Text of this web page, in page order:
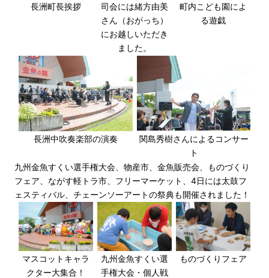
長洲町長挨拶
司会には緒方由美
さん（おがっち）
にお越しいただき
ました。
町内こども園によ
る遊戯
長洲中吹奏楽部の演奏
関島秀樹さんによるコンサー
ト
九州金魚すくい選手権大会、物産市、金魚販売会、ものづくり
フェア、ながす軽トラ市、フリーマーケット、4日には太鼓フ
ェスティバル、チェーンソーアートの祭典も開催されました！
マスコットキャラ
クター大集合！
九州金魚すくい選
手権大会・個人戦
ものづくりフェア